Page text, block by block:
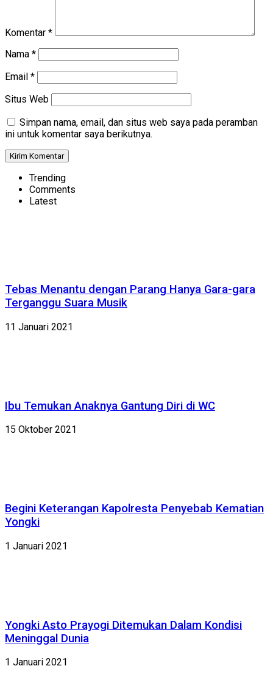
Komentar *
Nama *
Email *
Situs Web
Simpan nama, email, dan situs web saya pada peramban
ini untuk komentar saya berikutnya.
Trending
Comments
Latest
Tebas Menantu dengan Parang Hanya Gara-gara
Terganggu Suara Musik
11 Januari 2021
Ibu Temukan Anaknya Gantung Diri di WC
15 Oktober 2021
Begini Keterangan Kapolresta Penyebab Kematian
Yongki
1 Januari 2021
Yongki Asto Prayogi Ditemukan Dalam Kondisi
Meninggal Dunia
1 Januari 2021